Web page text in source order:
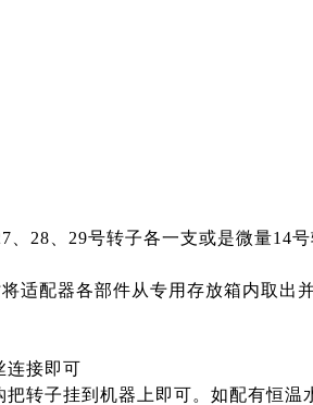
28、29号转子各一支或是微量14
适配器各部件从专用存放箱内取出
连接即可
转子挂到机器上即可。如配有恒